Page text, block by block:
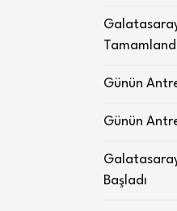
Galatasaray
Günün
Günün
Galatasaray
Başladı